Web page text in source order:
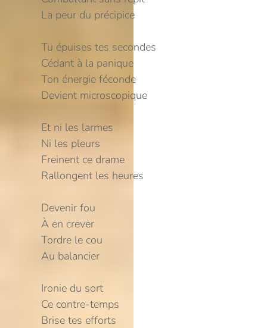
La peur du précipice
Tu épuises tes secondes
Cédant à la panique
Ton énergie féconde
Devient microscopique
Et ni les larmes
Ni les pleurs
Freinent ce drame
Rallongent les heures
Devenir fou
À en crever
Tordre le cou
Au balancier
Ironie du sort
Ce contre-temps
Brise tes efforts